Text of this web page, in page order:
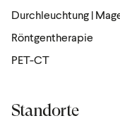
Durchleuchtung |
Röntgen­the­rapie
PET-CT
Standorte